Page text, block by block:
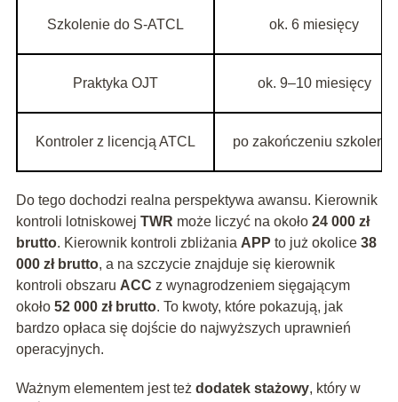
Szkolenie do S-ATCL ok. 6 miesięcy
Praktyka OJT ok. 9–10 miesięcy
Kontroler z licencją ATCL po zakończeniu szkolenia
Do tego dochodzi realna perspektywa awansu. Kierownik
kontroli lotniskowej TWR może liczyć na około 24 000 zł
brutto. Kierownik kontroli zbliżania APP to już okolice 38
000 zł brutto, a na szczycie znajduje się kierownik
kontroli obszaru ACC z wynagrodzeniem sięgającym
około 52 000 zł brutto. To kwoty, które pokazują, jak
bardzo opłaca się dojście do najwyższych uprawnień
operacyjnych.
Ważnym elementem jest też dodatek stażowy, który w